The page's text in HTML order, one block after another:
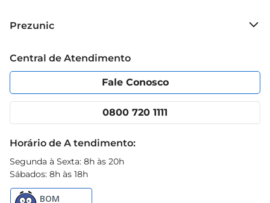
Grupo Cencosud
Política de Privacidade
Portal do fornecedor
Cencosud Media
Prezunic
Código de Ética
App Prezunic
Central de Atendimento
Fale Conosco
0800 720 1111
Horário de A tendimento:
Segunda à Sexta: 8h às 20h
Sábados: 8h às 18h